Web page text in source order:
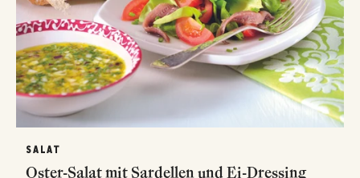
SALAT
Oster-Salat mit Sardellen und Ei-Dressing